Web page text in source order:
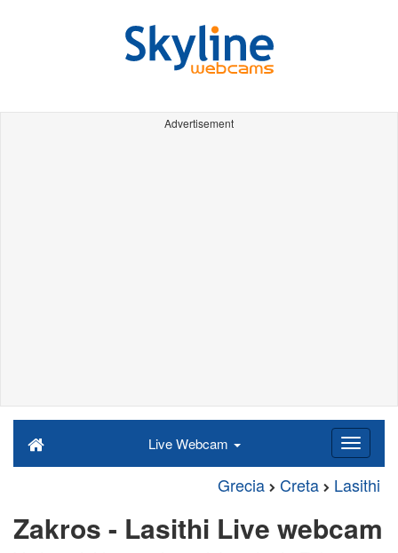
Advertisement
Live Webcam
Grecia Creta Lasithi
Zakros - Lasithi Live webcam